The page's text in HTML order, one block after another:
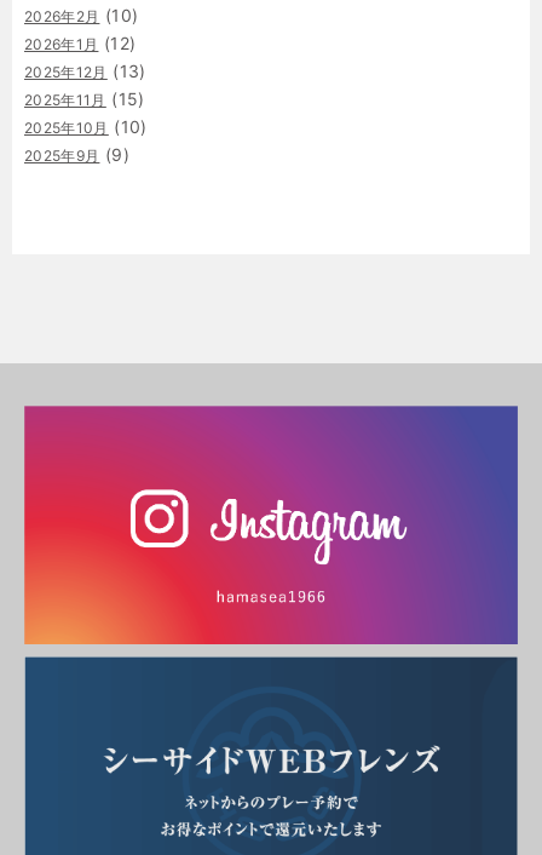
2026年2月 (10)
2026年1月 (12)
2025年12月 (13)
2025年11月 (15)
2025年10月 (10)
2025年9月 (9)